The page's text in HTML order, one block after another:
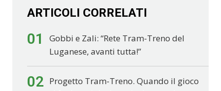
ARTICOLI CORRELATI
01
Gobbi e Zali: “Rete Tram-Treno del
Luganese, avanti tutta!”
02 Progetto Tram-Treno. Quando il gioco